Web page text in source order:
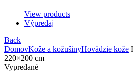
View products
Výpredaj
Back
DomovKože a kožušinyHovädzie kože
220×200 cm
Vypredané